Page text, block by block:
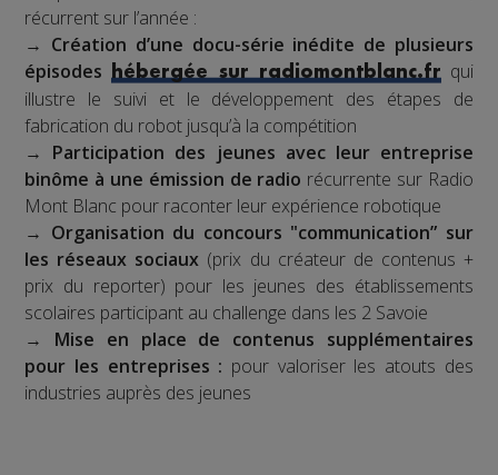
récurrent sur l’année :
→ Création d’une docu-série inédite de plusieurs
épisodes
hébergée sur radiomontblanc.frqui
illustre le suivi et le développement des étapes de
fabrication du robot jusqu’à la compétition
→ Participation des jeunes avec leur entreprise
binôme à une émission de radio récurrente sur Radio
Mont Blanc pour raconter leur expérience robotique
→ Organisation du concours "communication” sur
les réseaux sociaux (prix du créateur de contenus +
prix du reporter) pour les jeunes des établissements
scolaires participant au challenge dans les 2 Savoie
→ Mise en place de contenus supplémentaires
pour les entreprises : pour valoriser les atouts des
industries auprès des jeunes